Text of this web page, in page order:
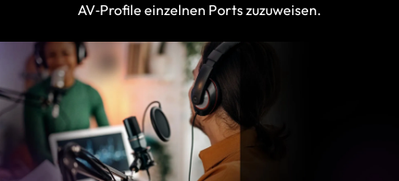
AV‑Profile einzelnen Ports zuzuweisen.